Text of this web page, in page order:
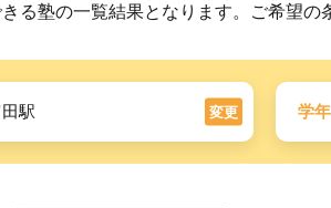
る塾の一覧結果となります。ご希望の
駅 変更 学年